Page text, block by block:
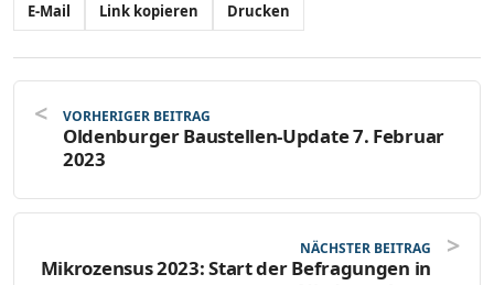
E-Mail Link kopieren Drucken
VORHERIGER BEITRAG
Oldenburger Baustellen-Update 7. Februar
2023
NÄCHSTER BEITRAG
Mikrozensus 2023: Start der Befragungen in